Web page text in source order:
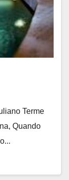
Terme
Quando